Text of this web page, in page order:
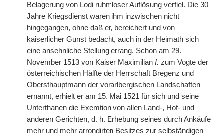
Belagerung von Lodi ruhmloser Auflösung verfiel. Die 30
Jahre Kriegsdienst waren ihm inzwischen nicht
hingegangen, ohne daß er, bereichert und von
kaiserlicher Gunst bedacht, auch in der Heimath sich
eine ansehnliche Stellung errang. Schon am 29.
November 1513 von Kaiser Maximilian I. zum Vogte der
österreichischen Hälfte der Herrschaft Bregenz und
Obersthauptmann der vorarlbergischen Landschaften
ernannt, erhielt er am 15. Mai 1521 für sich und seine
Unterthanen die Exemtion von allen Land-, Hof- und
anderen Gerichten, d. h. Erhebung seines durch Ankäufe
mehr und mehr arrondirten Besitzes zur selbständigen